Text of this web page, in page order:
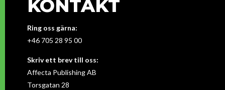
KONTAKT
Ring oss gärna:
+46 705 28 95 00
Skriv ett brev till oss:
Affecta Publishing AB
Torsgatan 28